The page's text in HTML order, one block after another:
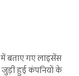
बताए गए लाइसेंस
हुई कंपनियों के